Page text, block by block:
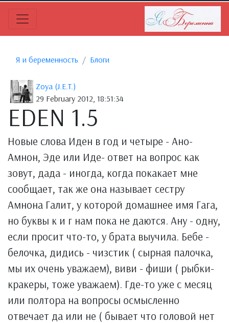
Я и беременность Блоги
Zoya (J.E.T.)
29 February 2012, 18:51:34
EDEN 1.5
Новые слова Иден в год и четыре - Ано-
Амнон, Эде или Иде- ответ на вопрос как
зовут, дада - иногда, когда покакает мне
сообщает, так же она называет сестру
Амнона Галит, у которой домашнее имя Гага,
но буквы к и г нам пока не даются. Ану - одну,
если просит что-то, у брата выучила. Бебе -
белочка, дидись - чизстик ( сырная палочка,
мы их очень уважаем), виви - фиши ( рыбки-
кракеры, тоже уважаем). Где-то уже с месяц
или полтора на вопросы осмысленно
отвечает да или не ( бывает что головой нет